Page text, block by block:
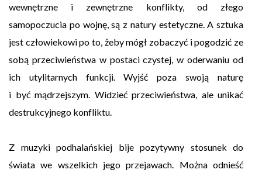
wewnętrzne i zewnętrzne konflikty, od złego
samopoczucia po wojnę, są z natury estetyczne. A sztuka
jest człowiekowi po to, żeby mógł zobaczyć i pogodzić ze
sobą przeciwieństwa w postaci czystej, w oderwaniu od
ich utylitarnych funkcji. Wyjść poza swoją naturę
i być mądrzejszym. Widzieć przeciwieństwa, ale unikać
destrukcyjnego konfliktu.
Z muzyki podhalańskiej bije pozytywny stosunek do
świata we wszelkich jego przejawach. Można odnieść